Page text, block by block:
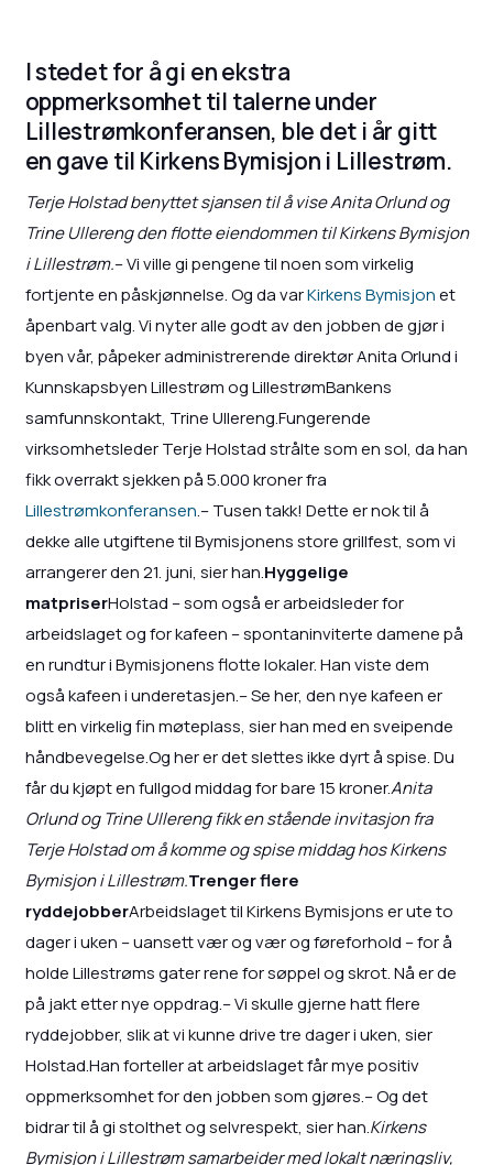
I stedet for å gi en ekstra
oppmerksomhet til talerne under
Lillestrømkonferansen, ble det i år gitt
en gave til Kirkens Bymisjon i Lillestrøm.
Terje Holstad benyttet sjansen til å vise Anita Orlund og
Trine Ullereng den flotte eiendommen til Kirkens Bymisjon
i Lillestrøm.– Vi ville gi pengene til noen som virkelig
fortjente en påskjønnelse. Og da varKirkens Bymisjonet
åpenbart valg. Vi nyter alle godt av den jobben de gjør i
byen vår, påpeker administrerende direktør Anita Orlund i
Kunnskapsbyen Lillestrøm og LillestrømBankens
samfunnskontakt, Trine Ullereng.Fungerende
virksomhetsleder Terje Holstad strålte som en sol, da han
fikk overrakt sjekken på 5.000 kroner fra
Lillestrømkonferansen.– Tusen takk! Dette er nok til å
dekke alle utgiftene til Bymisjonens store grillfest, som vi
arrangerer den 21. juni, sier han.Hyggelige
matpriserHolstad – som også er arbeidsleder for
arbeidslaget og for kafeen – spontaninviterte damene på
en rundtur i Bymisjonens flotte lokaler. Han viste dem
også kafeen i underetasjen.– Se her, den nye kafeen er
blitt en virkelig fin møteplass, sier han med en sveipende
håndbevegelse.Og her er det slettes ikke dyrt å spise. Du
får du kjøpt en fullgod middag for bare 15 kroner.Anita
Orlund og Trine Ullereng fikk en stående invitasjon fra
Terje Holstad om å komme og spise middag hos Kirkens
Bymisjon i Lillestrøm.Trenger flere
ryddejobberArbeidslaget til Kirkens Bymisjons er ute to
dager i uken – uansett vær og vær og føreforhold – for å
holde Lillestrøms gater rene for søppel og skrot. Nå er de
på jakt etter nye oppdrag.– Vi skulle gjerne hatt flere
ryddejobber, slik at vi kunne drive tre dager i uken, sier
Holstad.Han forteller at arbeidslaget får mye positiv
oppmerksomhet for den jobben som gjøres.– Og det
bidrar til å gi stolthet og selvrespekt, sier han.Kirkens
Bymisjon i Lillestrøm samarbeider med lokalt næringsliv,